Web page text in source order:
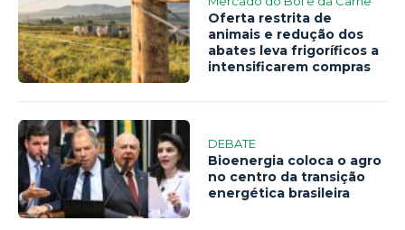
Oferta restrita de
animais e redução dos
abates leva frigoríficos a
intensificarem compras
DEBATE
Bioenergia coloca o agro
no centro da transição
energética brasileira